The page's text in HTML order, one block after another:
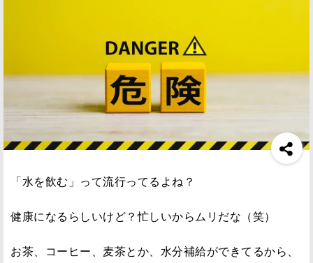
「水を飲む」って流行ってるよね？
健康になるらしいけど？忙しいからムリだな（笑）
お茶、コーヒー、麦茶とか、水分補給ができてるから、